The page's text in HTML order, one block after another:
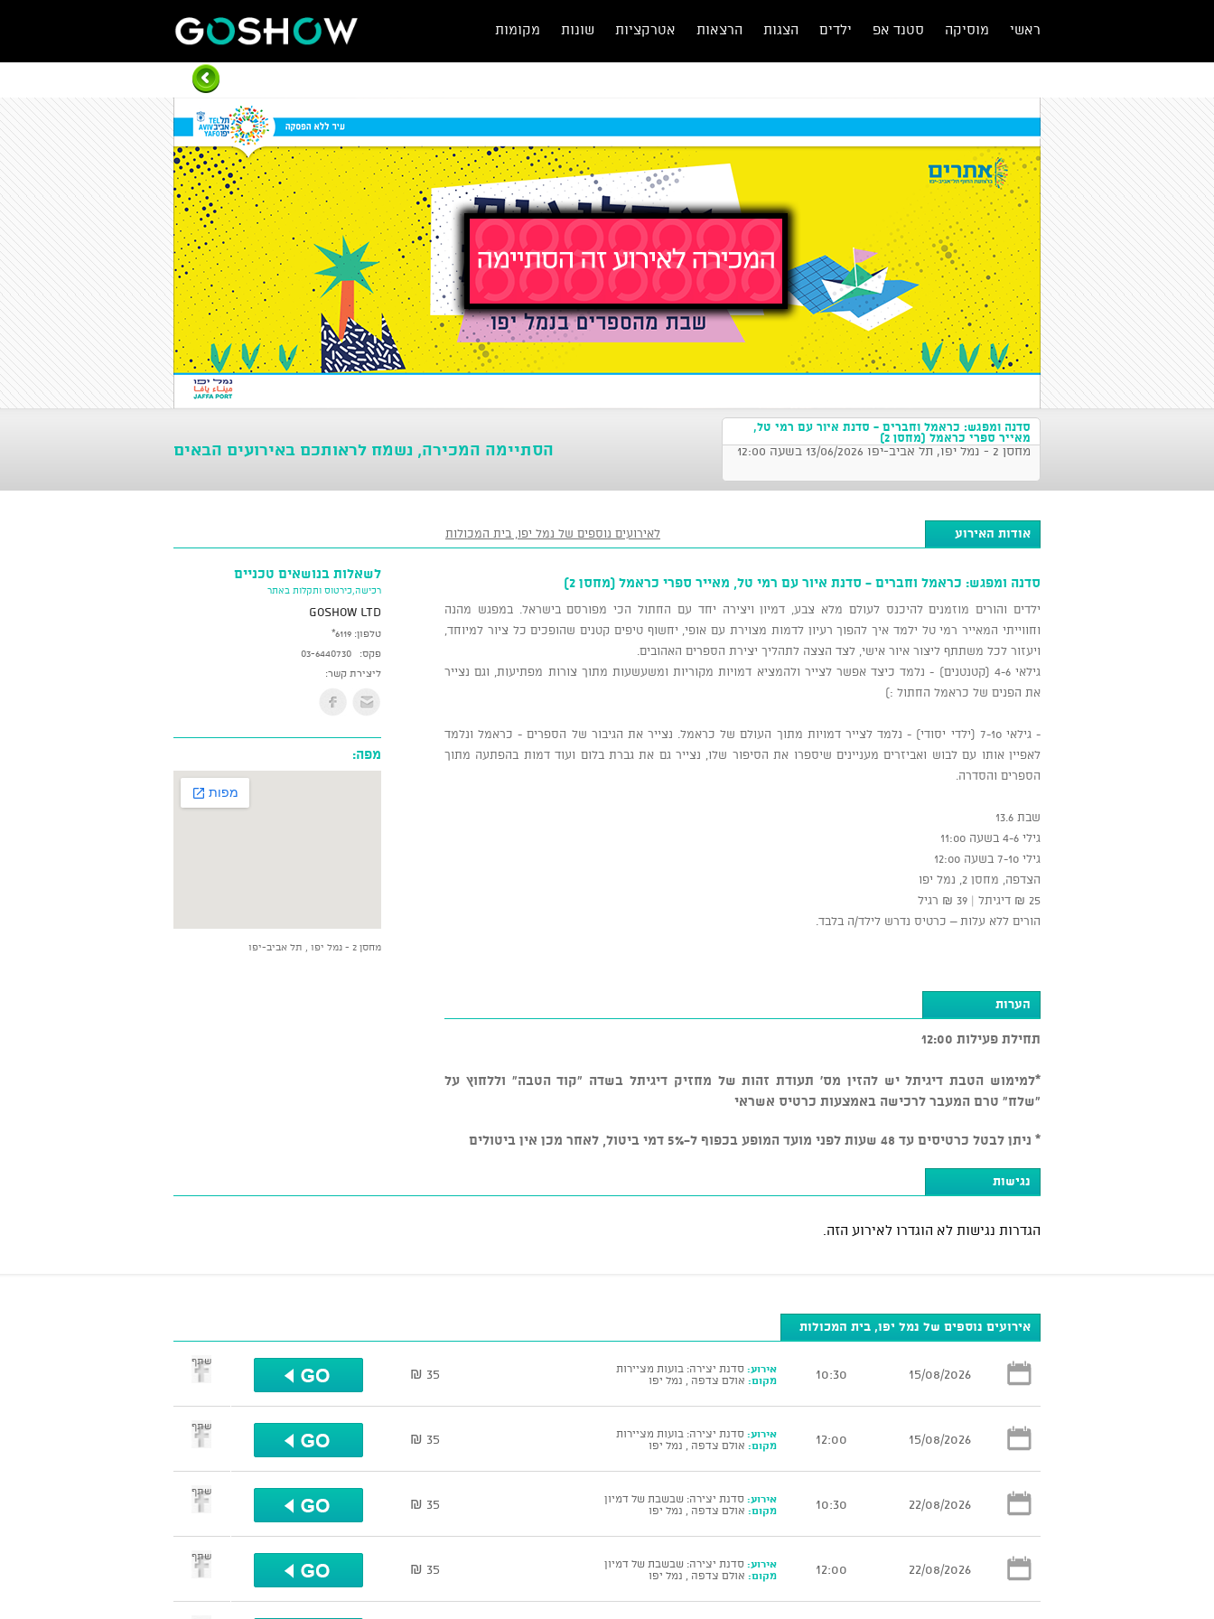
ראשי מוסיקה סטנד אפ ילדים הצגות הרצאות אטרקציות שונות מקומות
סדנה ומפגש: כראמל וחברים - סדנת איור עם רמי טל,
מאייר ספרי כראמל (מחסן 2)
מחסן 2 - נמל יפו, תל אביב-יפו 13/06/2026 בשעה 12:00 הסתיימה המכירה, נשמח לראותכם באירועים הבאים
אודות האירוע לאירועים נוספים של נמל יפו, בית המכולות
סדנה ומפגש: כראמל וחברים - סדנת איור עם רמי טל, מאייר ספרי כראמל (מחסן 2)
ילדים והורים מוזמנים להיכנס לעולם מלא צבע, דמיון ויצירה יחד עם החתול הכי מפורסם בישראל. במפגש מהנה
וחווייתי המאייר רמי טל ילמד איך להפוך רעיון לדמות מצוירת עם אופי, יחשוף טיפים קטנים שהופכים כל ציור למיוחד,
ויעזור לכל משתתף ליצור איור אישי, לצד הצצה לתהליך יצירת הספרים האהובים.
גילאי 4-6 (קטנטנים) - נלמד כיצד אפשר לצייר ולהמציא דמויות מקוריות ומשעשעות מתוך צורות מפתיעות, וגם נצייר
את הפנים של כראמל החתול :)
- גילאי 7-10 (ילדי יסודי) - נלמד לצייר דמויות מתוך העולם של כראמל. נצייר את הגיבור של הספרים - כראמל ונלמד
לאפיין אותו עם לבוש ואביזרים מעניינים שיספרו את הסיפור שלו, נצייר גם את גברת בלום ועוד דמות בהפתעה מתוך
הספרים והסדרה.
שבת 13.6
גילי 4-6 בשעה 11:00
גילי 7-10 בשעה 12:00
הצדפה, מחסן 2, נמל יפו
25 ₪ דיגיתל | 39 ₪ רגיל
הורים ללא עלות – כרטיס נדרש לילד/ה בלבד.
הערות
תחילת פעילות 12:00
*למימוש הטבת דיגיתל יש להזין מס' תעודת זהות של מחזיק דיגיתל בשדה "קוד הטבה" וללחוץ על
"שלח" טרם המעבר לרכישה באמצעות כרטיס אשראי
* ניתן לבטל כרטיסים עד 48 שעות לפני מועד המופע בכפוף ל-5% דמי ביטול, לאחר מכן אין ביטולים
לשאלות בנושאים טכניים
רכישה,כירטוס ותקלות באתר
GoShow LTD
טלפון: *6119
פקס:
03-6440730
ליצירת קשר:
מפה:
מחסן 2 - נמל יפו , תל אביב-יפו
נגישות
הגדרות נגישות לא הוגדרו לאירוע הזה.
אירועים נוספים של נמל יפו, בית המכולות
15/08/2026
10:30 אירוע: סדנת יצירה: בועות מציירות
מקום: אולם צדפה , נמל יפו 35 ₪
שתף
15/08/2026
12:00 אירוע: סדנת יצירה: בועות מציירות
מקום: אולם צדפה , נמל יפו 35 ₪
שתף
22/08/2026
10:30 אירוע: סדנת יצירה: שבשבת של דמיון
מקום: אולם צדפה , נמל יפו 35 ₪
שתף
22/08/2026
12:00 אירוע: סדנת יצירה: שבשבת של דמיון
מקום: אולם צדפה , נמל יפו 35 ₪
שתף